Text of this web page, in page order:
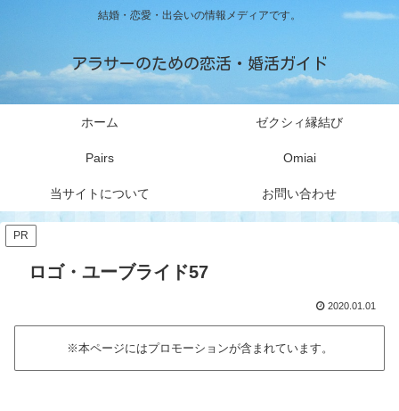
結婚・恋愛・出会いの情報メディアです。
アラサーのための恋活・婚活ガイド
ホーム ゼクシィ縁結び
Pairs Omiai
当サイトについて お問い合わせ
PR
ロゴ・ユーブライド57
2020.01.01
※本ページにはプロモーションが含まれています。